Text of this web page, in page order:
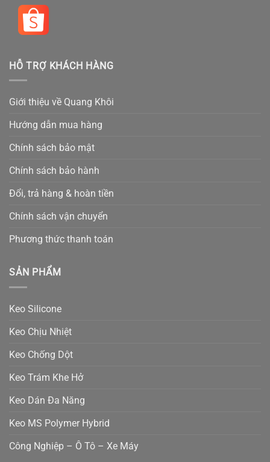
HỖ TRỢ KHÁCH HÀNG
Giới thiệu về Quang Khôi
Hướng dẫn mua hàng
Chính sách bảo mật
Chính sách bảo hành
Đổi, trả hàng & hoàn tiền
Chính sách vận chuyển
Phương thức thanh toán
SẢN PHẨM
Keo Silicone
Keo Chịu Nhiệt
Keo Chống Dột
Keo Trám Khe Hở
Keo Dán Đa Năng
Keo MS Polymer Hybrid
Công Nghiệp – Ô Tô – Xe Máy